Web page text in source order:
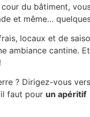
du bâtiment,
et même…
locaux et de
ambiance cantine.
? Dirigez-vous
faut pour un apéritif